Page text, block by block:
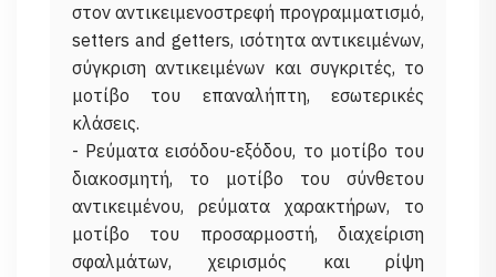
στον αντικειμενοστρεφή προγραμματισμό,
setters and getters, ισότητα αντικειμένων,
σύγκριση αντικειμένων και συγκριτές, το
μοτίβο του επαναλήπτη, εσωτερικές
κλάσεις.
- Ρεύματα εισόδου-εξόδου, το μοτίβο του
διακοσμητή, το μοτίβο του σύνθετου
αντικειμένου, ρεύματα χαρακτήρων, το
μοτίβο του προσαρμοστή, διαχείριση
σφαλμάτων, χειρισμός και ρίψη